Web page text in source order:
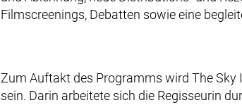
Filmscreenings, Debatten sowie eine
Zum Auftakt des Programms wird The Sky
sein. Darin arbeitete sich die Regisseurin